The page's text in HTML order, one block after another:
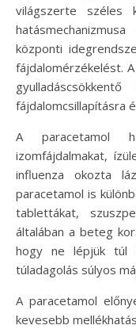
világszerte széles
központi
fájdalomérzékelést.
fájdalomcsillapításra
A paracetamol
izomfájdalmakat,
influenza okozta
paracetamol is
tablettákat,
általában a beteg
hogy ne lépjük túl
túladagolás súlyos
A paracetamol
kevesebb